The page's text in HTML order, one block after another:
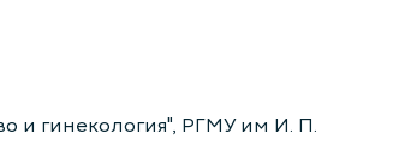
и гинекология", РГМУ им И. П.